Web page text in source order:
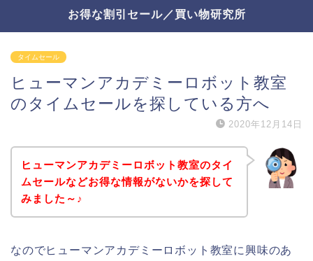
お得な割引セール／買い物研究所
タイムセール
ヒューマンアカデミーロボット教室
のタイムセールを探している方へ
2020年12月14日
ヒューマンアカデミーロボット教室のタイ
ムセールなどお得な情報がないかを探して
みました～♪
なのでヒューマンアカデミーロボット教室に興味のあ